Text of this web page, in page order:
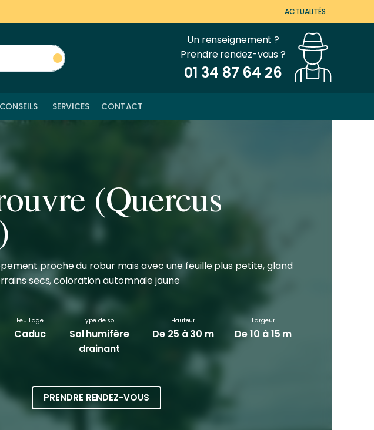
ACTUALITÉS
Un renseignement ?
Prendre rendez-vous ?
01 34 87 64 26
CONSEILS SERVICES CONTACT
(Quercus
proche du robur mais avec une feuille plus petite, gland
secs, coloration automnale jaune
Feuillage
Caduc
Type de sol
Sol humifère
drainant
Hauteur
De 25 à 30 m
Largeur
De 10 à 15 m
PRENDRE RENDEZ-VOUS